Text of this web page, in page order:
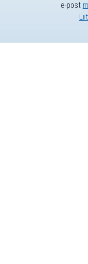
e-post